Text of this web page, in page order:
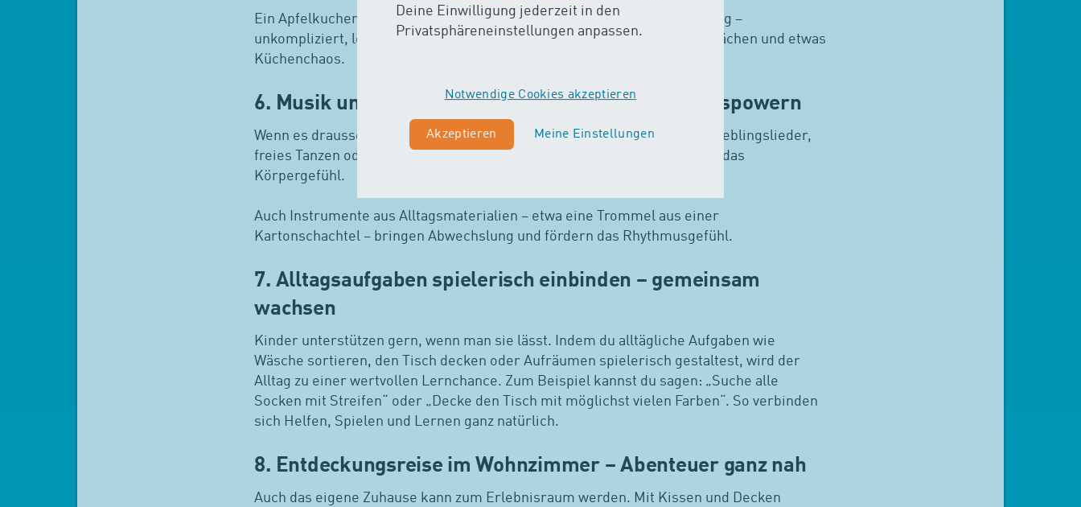
Deine Einwilligung jederzeit in den
Privatsphäreneinstellungen anpassen.
Notwendige Cookies akzeptieren
Akzeptieren Meine Einstellungen
Ein Apfelkuchen oder eine einfache Gemüsesuppe sind ideal zum Einstieg –
unkompliziert, lecker und perfekt für gemeinsame Zeit mit vielen Gesprächen und etwas
Küchenchaos.
6. Musik und Bewegung – kleine Energiebündel auspowern
Wenn es draussen regnet, hilft Bewegung zu Musik gegen Langeweile. Lieblingslieder,
freies Tanzen oder kleine Bewegungsrunden machen Spass und stärken das
Körpergefühl.
Auch Instrumente aus Alltagsmaterialien – etwa eine Trommel aus einer
Kartonschachtel – bringen Abwechslung und fördern das Rhythmusgefühl.
7. Alltagsaufgaben spielerisch einbinden – gemeinsam
wachsen
Kinder unterstützen gern, wenn man sie lässt. Indem du alltägliche Aufgaben wie
Wäsche sortieren, den Tisch decken oder Aufräumen spielerisch gestaltest, wird der
Alltag zu einer wertvollen Lernchance. Zum Beispiel kannst du sagen: „Suche alle
Socken mit Streifen“ oder „Decke den Tisch mit möglichst vielen Farben“. So verbinden
sich Helfen, Spielen und Lernen ganz natürlich.
8. Entdeckungsreise im Wohnzimmer – Abenteuer ganz nah
Auch das eigene Zuhause kann zum Erlebnisraum werden. Mit Kissen und Decken